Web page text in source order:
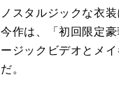
ノスタルジックな衣
今作は、「初回限定
ージックビデオとメ
だ。